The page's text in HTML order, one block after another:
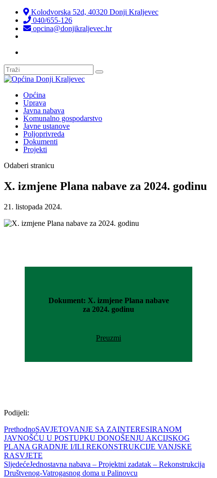
Kolodvorska 52d, 40320 Donji Kraljevec
040/655-126
opcina@donjikraljevec.hr
Općina
Uprava
Javna nabava
Komunalno gospodarstvo
Javne ustanove
Poljoprivreda
Dokumenti
Projekti
Odaberi stranicu
X. izmjene Plana nabave za 2024. godinu
21. listopada 2024.
Dokument: X. izmjene Plana nabave
za 2024. godinu
Preuzmi
Podijeli:
PrethodnoSAVJETOVANJE SA ZAINTERESIRANOM
JAVNOŠĆU U POSTUPKU DONOŠENJU AKCIJSKOG
PLANA GRADNJE I/ILI REKONSTRUKCIJE VANJSKE
RASVJETE
SljedećeJednostavna nabava – Projektni zadatak – Rekonstrukcija
Društvenog-Vatrogasnog doma u Palinovcu